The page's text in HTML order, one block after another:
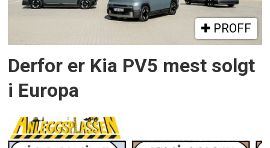
PROFF
Derfor er Kia PV5 mest solgt
i Europa